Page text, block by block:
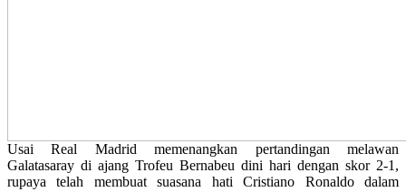
Usai Real Madrid memenangkan pertandingan melawan
Galatasaray di ajang Trofeu Bernabeu dini hari dengan skor 2-1,
rupaya telah membuat suasana hati Cristiano Ronaldo dalam